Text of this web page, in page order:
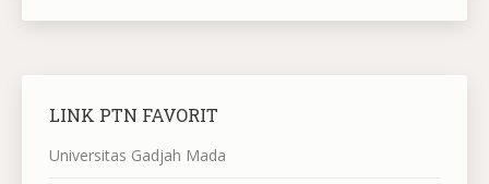
LINK PTN FAVORIT
Universitas Gadjah Mada